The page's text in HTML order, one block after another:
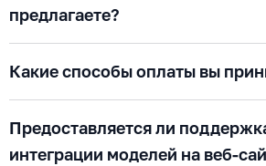
предлагаете?
Какие способы оплаты вы
Предоставляется ли
интеграции моделей на веб-